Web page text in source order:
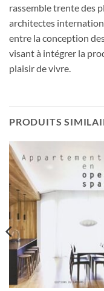
rassemble trente des
architectes
entre la conception
visant à intégrer la
plaisir de vivre.
PRODUITS